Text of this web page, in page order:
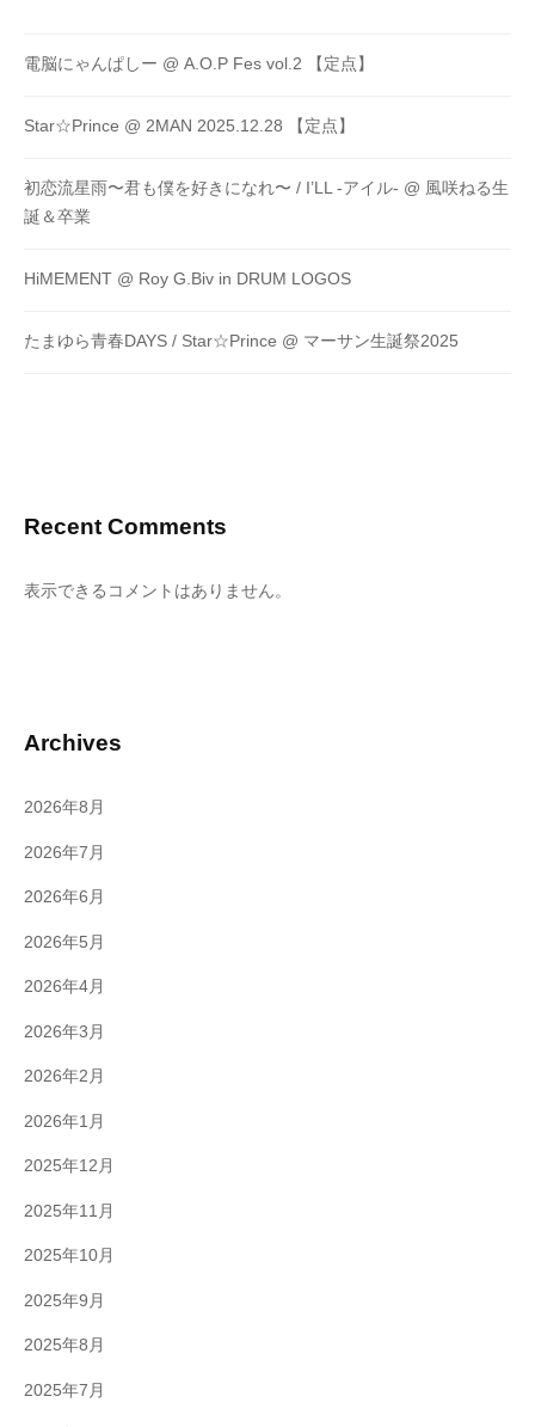
電脳にゃんぱしー @ A.O.P Fes vol.2 【定点】
Star☆Prince @ 2MAN 2025.12.28 【定点】
初恋流星雨〜君も僕を好きになれ〜 / I’LL -アイル- @ 風咲ねる生
誕＆卒業
HiMEMENT @ Roy G.Biv in DRUM LOGOS
たまゆら青春DAYS / Star☆Prince @ マーサン生誕祭2025
Recent Comments
表示できるコメントはありません。
Archives
2026年8月
2026年7月
2026年6月
2026年5月
2026年4月
2026年3月
2026年2月
2026年1月
2025年12月
2025年11月
2025年10月
2025年9月
2025年8月
2025年7月